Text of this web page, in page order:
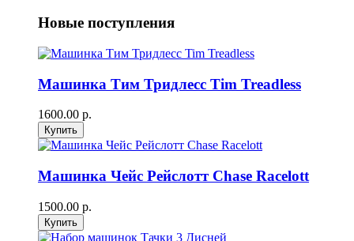
Новые поступления
Машинка Тим Тридлесс Tim Treadless
1600.00 р.
Машинка Чейс Рейслотт Chase Racelott
1500.00 р.